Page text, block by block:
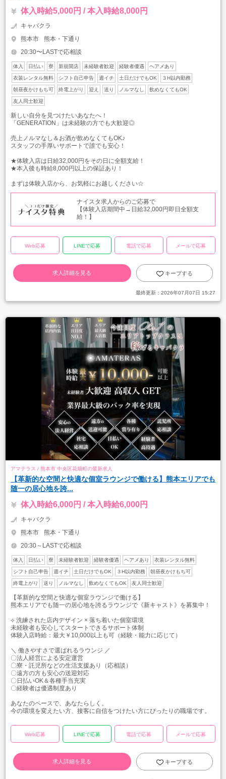
体入時給5,000円 / 本入時給8,000円
キャバクラ
熊本市
熊本・下通り
20:30〜LASTで応相談
体入 日払い 寮 新規開店 未経験者歓迎 経験者優遇 ヘアメあり
衣装レンタル無料 シフト自己申告 週イチ 土日だけでもOK ３H以内勤務
朝昼夜かけもち可 終電上がり 迎え 送り ノルマなし 飲めなくてもOK
友人同士歓迎
新しい自分を見つけたいあなたへ！
「GENERATION」は未経験の方でも大歓迎◎
売上ノルマなし＆お酒が飲めなくてもOK♪
スタッフの手厚いサポートで誰でも安心！
★体験入店は日給32,000円をその日に全額支給！
★本入後も時給8,000円以上の保証あり！
まずは体験入店から、お気軽にお越しください☆
ナイスタ求人からのご応募で
【体験入店期間中→日給32,000円即日全額支
給！】
Web応募 LINEで応募 電話で応募 メールで応募
求人詳細を見る キープする
最終更新： 2026年07月07日 15:27
アマテラス / 熊本市 中央区花畑町の最新求人
【革新的な空間と快適な個室ラウンジで働ける】熊本エリアでも
随一の居心地を誇...
体入時給6,000円 / 本入時給6,000円
キャバクラ
熊本市
熊本・下通り
20:30～LASTで応相談
体入 日払い 寮 未経験者歓迎 経験者優遇 ヘアメあり 衣装レンタル無料
シフト自己申告 週イチ 土日だけでもOK ３H以内勤務 朝昼夜かけもち可
終電上がり 送り ノルマなし 飲めなくてもOK 友人同士歓迎
【革新的な空間と快適な個室ラウンジで働ける】
熊本エリアでも随一の居心地を誇るラウンジで《新キャスト》を募集中！
⟡ 洗練された店内デザイン × 落ち着いた個室環境
未経験者も安心してスタートできるサポート体制
体験入店時給：最大￥10,000以上も可（経験・能力に応じて）
＼ 働きやすさで選ばれるラウンジ ／
〇法人経営による安定運営
〇寮・託児所などの生活支援あり（応相談）
〇遠方の方も安心の送迎対応
〇日払いOK＆各種手当充実
〇経験者は優遇制度あり
あなたのペースで、あなたらしく。
今の環境を変えたい方、接客に自信をつけたい方にぴったりの職場です。
Web応募 LINEで応募 電話で応募 メールで応募
求人詳細を見る キープする